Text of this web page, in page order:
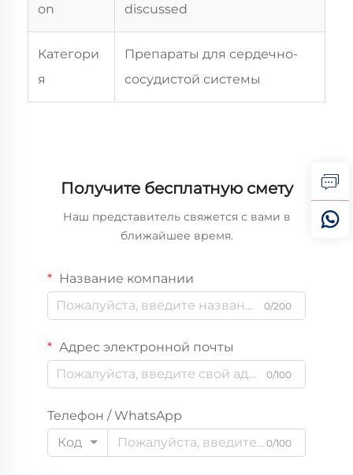
on
discussed
Категори
я
Препараты для сердечно-
сосудистой системы
Получите бесплатную смету
Наш представитель свяжется с вами в
ближайшее время.
Название компании
0/200
Адрес электронной почты
0/100
Телефон / WhatsApp
Код
0/100